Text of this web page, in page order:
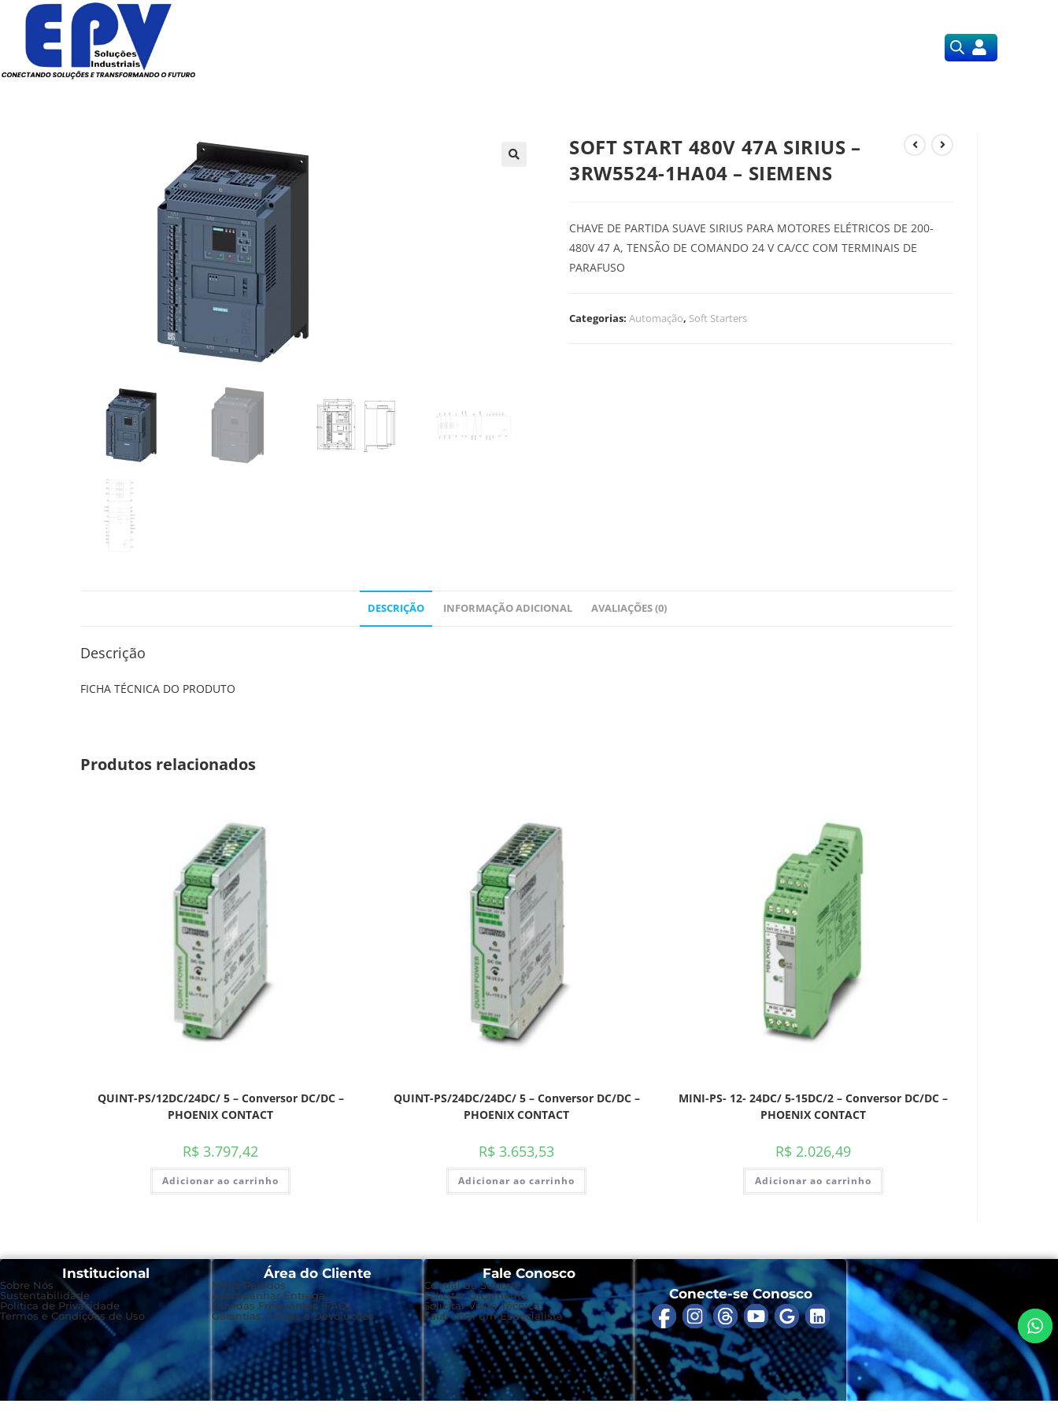
SOFT START 480V 47A SIRIUS –
3RW5524-1HA04 – SIEMENS
CHAVE DE PARTIDA SUAVE SIRIUS PARA MOTORES ELÉTRICOS DE 200-
480V 47 A, TENSÃO DE COMANDO 24 V CA/CC COM TERMINAIS DE
PARAFUSO
Categorias:Automação, Soft Starters
DESCRIÇÃO INFORMAÇÃO ADICIONAL AVALIAÇÕES (0)
Descrição
FICHA TÉCNICA DO PRODUTO
Produtos relacionados
QUINT-PS/12DC/24DC/ 5 – Conversor DC/DC –
PHOENIX CONTACT
R$ 3.797,42
Adicionar ao carrinho
QUINT-PS/24DC/24DC/ 5 – Conversor DC/DC –
PHOENIX CONTACT
R$ 3.653,53
Adicionar ao carrinho
MINI-PS- 12- 24DC/ 5-15DC/2 – Conversor DC/DC –
PHOENIX CONTACT
R$ 2.026,49
Adicionar ao carrinho
Institucional
Sobre Nós
Sustentabilidade
Política de Privacidade
Termos e Condições de Uso
Área do Cliente
Meus Pedidos
Acompanhar Entrega
Dúvidas Frequentes (FAQ)
Garantias, Trocas e Devoluções
Fale Conosco
Central de Suporte
Solicitar Orçamento
Solicitar Visita Técnica
Falar com um Especialista
Conecte-se Conosco